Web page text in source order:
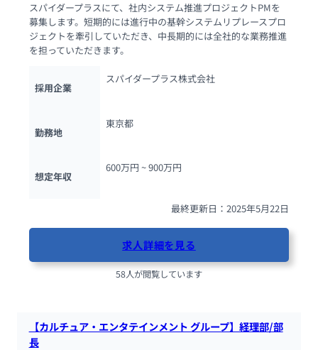
スパイダープラスにて、社内システム推進プロジェクトPMを
募集します。短期的には進行中の基幹システムリプレースプロ
ジェクトを牽引していただき、中長期的には全社的な業務推進
を担っていただきます。
採用企業
スパイダープラス株式会社
勤務地
東京都
想定年収
600万円 ~ 900万円
最終更新日：2025年5月22日
求人詳細を見る
58人が閲覧しています
【カルチュア・エンタテインメント グループ】経理部/部
長